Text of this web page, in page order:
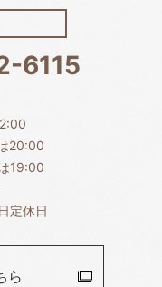
6115
20:00
19:00
定休日
ら